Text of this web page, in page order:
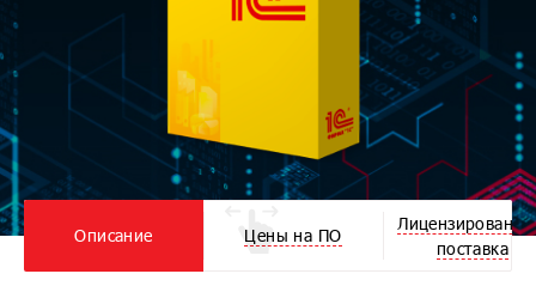
Описание Цены на ПО
поставка